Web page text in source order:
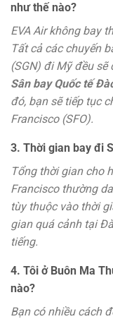
như thế nào?
EVA Air không bay
Tất cả các chuyến
(SGN) đi Mỹ đều sẽ
Sân bay Quốc tế
đó, bạn sẽ tiếp tục
Francisco (SFO).
3. Thời gian bay đi
Tổng thời gian cho
Francisco thường
tùy thuộc vào thời
gian quá cảnh tại
tiếng.
4. Tôi ở Buôn Ma
nào?
Bạn có nhiều cách